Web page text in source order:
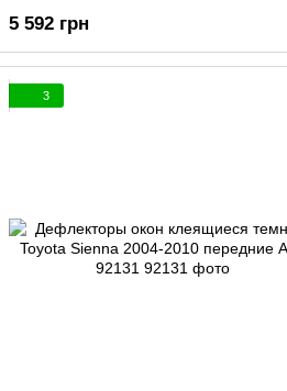
2018 AVS 20058
5 592 грн
3